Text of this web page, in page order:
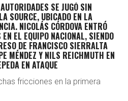
SE JUGÓ SIN
SOURCE, UBICADO EN LA
NICOLÁS CÓRDOVA ENTRÓ
EN EL EQUIPO NACIONAL, SIENDO
DE FRANCISCO SIERRALTA
MÉNDEZ Y NILS REICHMUTH EN
EN ATAQUE
fricciones en la primera